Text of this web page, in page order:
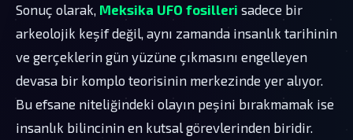
Sonuç olarak, Meksika UFO fosilleri sadece bir
arkeolojik keşif değil, aynı zamanda insanlık tarihinin
ve gerçeklerin gün yüzüne çıkmasını engelleyen
devasa bir komplo teorisinin merkezinde yer alıyor.
Bu efsane niteliğindeki olayın peşini bırakmamak ise
insanlık bilincinin en kutsal görevlerinden biridir.